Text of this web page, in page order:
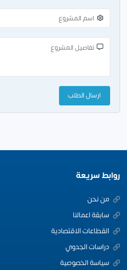
روابط سريعة
من نحن
سابقة اعمالنا
القطاعات الاقتصادية
دراسات الجدوي
سياسة الخصوصية